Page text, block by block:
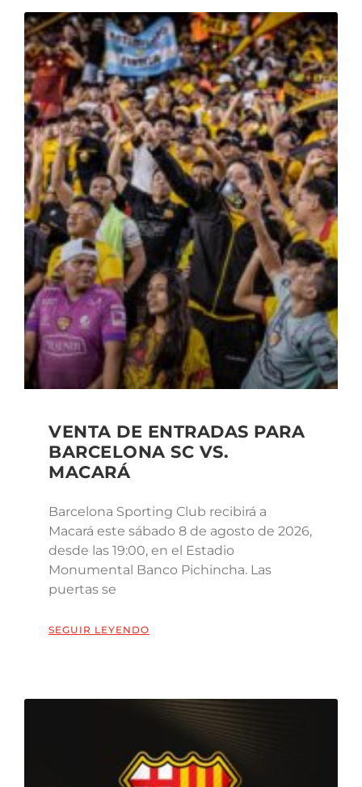
VENTA DE ENTRADAS PARA
BARCELONA SC VS.
MACARÁ
Barcelona Sporting Club recibirá a
Macará este sábado 8 de agosto de 2026,
desde las 19:00, en el Estadio
Monumental Banco Pichincha. Las
puertas se
SEGUIR LEYENDO